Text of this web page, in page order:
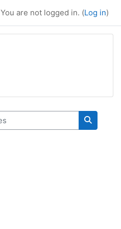
You are not logged in. (Log in)
Search